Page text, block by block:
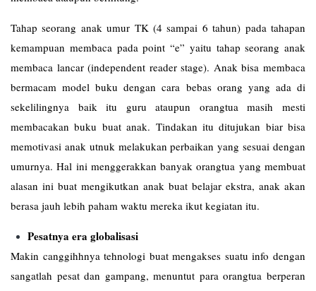
Tahap seorang anak umur TK (4 sampai 6 tahun) pada tahapan
kemampuan membaca pada point “e” yaitu tahap seorang anak
membaca lancar (independent reader stage). Anak bisa membaca
bermacam model buku dengan cara bebas orang yang ada di
sekelilingnya baik itu guru ataupun orangtua masih mesti
membacakan buku buat anak. Tindakan itu ditujukan biar bisa
memotivasi anak utnuk melakukan perbaikan yang sesuai dengan
umurnya. Hal ini menggerakkan banyak orangtua yang membuat
alasan ini buat mengikutkan anak buat belajar ekstra, anak akan
berasa jauh lebih paham waktu mereka ikut kegiatan itu.
Pesatnya era globalisasi
Makin canggihhnya tehnologi buat mengakses suatu info dengan
sangatlah pesat dan gampang, menuntut para orangtua berperan